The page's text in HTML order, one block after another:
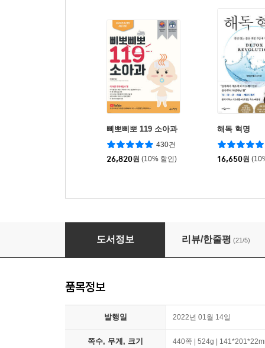
삐뽀삐뽀 119 소아과
430건
26,820원 (10% 할인)
해독 혁명
16,650원
최강의 데이터 육아
도서정보 리뷰/한줄평 (21/5)
품목정보
발행일 2022년 01월 14일
쪽수, 무게, 크기 440쪽 | 524g |